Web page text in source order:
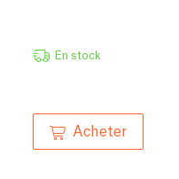
En stock
Acheter